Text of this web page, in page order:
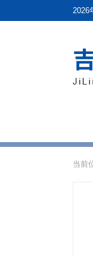
2026
当前